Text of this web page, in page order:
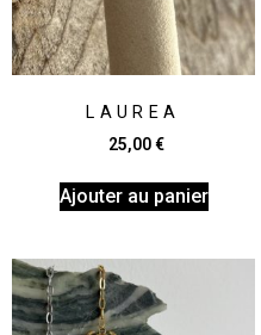
LAUREA
25,00€
Ajouter au panier